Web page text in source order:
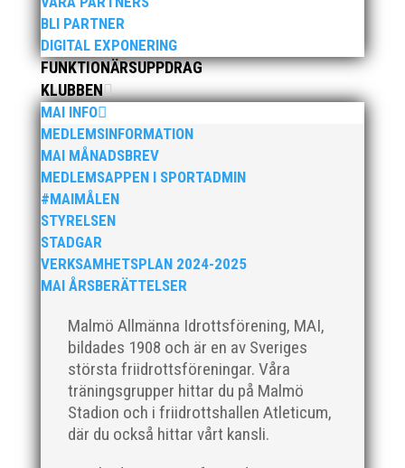
BLI PARTNER
DIGITAL EXPONERING
FUNKTIONÄRSUPPDRAG
KLUBBEN
MAI INFO
MEDLEMSINFORMATION
MAI MÅNADSBREV
MEDLEMSAPPEN I SPORTADMIN
#MAIMÅLEN
STYRELSEN
STADGAR
VERKSAMHETSPLAN 2024-2025
MAI ÅRSBERÄTTELSER
Malmö Allmänna Idrottsförening, MAI,
bildades 1908 och är en av Sveriges
största friidrottsföreningar. Våra
träningsgrupper hittar du på Malmö
Stadion och i friidrottshallen Atleticum,
där du också hittar vårt kansli.
och generöst finansierade denna del av
kvällen. Fler bilder från MAI:s Årsmöte...
2025 innebar något av ett internationellt
genombrott för MAI:s kulstötare Wictor
Petersson. Året gav svenskt rekord, EM-silver
inomhus, dessutom sexa på VM inomhus och
framtiden efter några motiga år när inte så
mycket hänt...